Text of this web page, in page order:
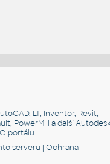
LT, Inventor, Revit,
PowerMill a další
O portálu.
serveru |Ochrana